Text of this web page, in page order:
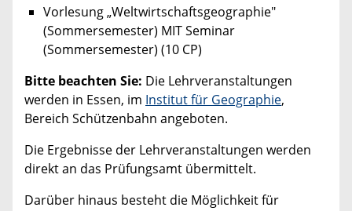
Vorlesung „Weltwirtschaftsgeographie"
(Sommersemester) MIT Seminar
(Sommersemester) (10 CP)
Bitte beachten Sie: Die Lehrveranstaltungen
werden in Essen, im Institut für Geographie,
Bereich Schützenbahn angeboten.
Die Ergebnisse der Lehrveranstaltungen werden
direkt an das Prüfungsamt übermittelt.
Darüber hinaus besteht die Möglichkeit für